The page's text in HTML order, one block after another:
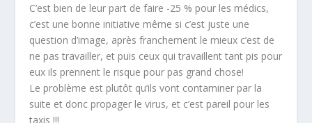
C’est bien de leur part de faire -25 % pour les médics,
c’est une bonne initiative même si c’est juste une
question d’image, après franchement le mieux c’est de
ne pas travailler, et puis ceux qui travaillent tant pis pour
eux ils prennent le risque pour pas grand chose!
Le problème est plutôt qu’ils vont contaminer par la
suite et donc propager le virus, et c’est pareil pour les
taxis !!!